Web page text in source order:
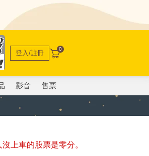
登入/註冊 0
影音 售票
上車的股票是零分。